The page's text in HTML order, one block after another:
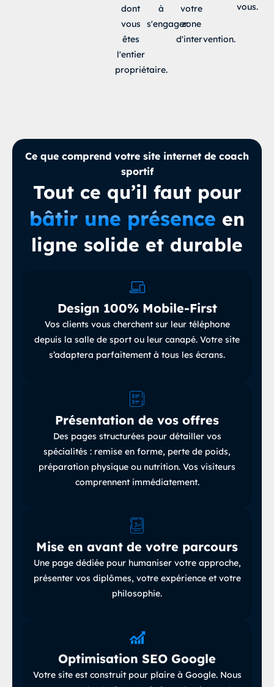
dont
vous
êtes
l'entier
propriétaire.
à
s'engager.
votre
zone
d'intervention.
vous.
Ce que comprend votre site internet de coach
sportif
Tout ce qu’il faut pour
bâtir une présence en
ligne solide et durable
Design 100% Mobile-First
Vos clients vous cherchent sur leur téléphone
depuis la salle de sport ou leur canapé. Votre site
s’adaptera parfaitement à tous les écrans.
Présentation de vos offres
Des pages structurées pour détailler vos
spécialités : remise en forme, perte de poids,
préparation physique ou nutrition. Vos visiteurs
comprennent immédiatement.
Mise en avant de votre parcours
Une page dédiée pour humaniser votre approche,
présenter vos diplômes, votre expérience et votre
philosophie.
Optimisation SEO Google
Votre site est construit pour plaire à Google. Nous